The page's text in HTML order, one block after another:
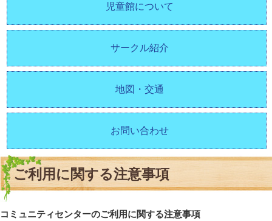
児童館について
サークル紹介
地図・交通
お問い合わせ
ご利用に関する注意事項
コミュニティセンターのご利用に関する注意事項